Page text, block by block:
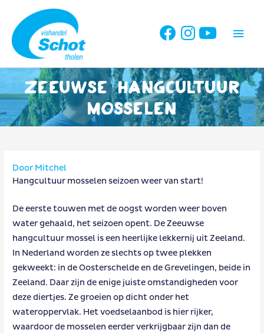
inhoud
Zeeuwse hangcultuur
mosselen
Door Mitchel
Hangcultuur mosselen seizoen weer van start!
De eerste touwen met de oogst worden weer boven
water gehaald, het seizoen opent. De Zeeuwse
hangcultuur mossel is een heerlijke lekkernij uit Zeeland.
In Nederland worden ze slechts op twee plekken
gekweekt: in de Oosterschelde en de Grevelingen, beide in
Zeeland. Daar zijn de enige juiste omstandigheden voor
deze diertjes. Ze groeien op dicht onder het
wateroppervlak. Het voedselaanbod is hier rijker,
waardoor de mosselen eerder verkrijgbaar zijn dan de